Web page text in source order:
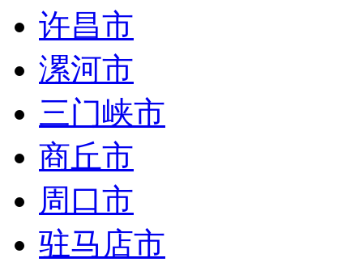
许昌市
漯河市
三门峡市
商丘市
周口市
驻马店市